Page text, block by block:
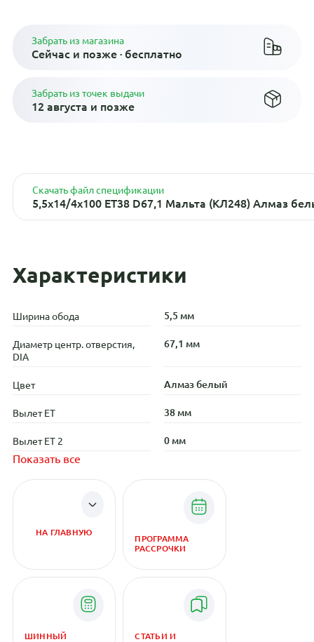
Забрать из магазина
Сейчас и позже · бесплатно
Забрать из точек выдачи
12 августа и позже
Скачать файл спецификации
5,5x14/4x100 ET38 D67,1 Мальта (КЛ248) Алмаз
Характеристики
Ширина обода 5,5 мм
Диаметр центр. отверстия,
DIA
67,1 мм
Цвет Алмаз белый
Вылет ET 38 мм
Вылет ET 2 0 мм
Показать все
НА ГЛАВНУЮ
ПРОГРАММА
РАССРОЧКИ
ШИННЫЙ
СТАТЬИ И